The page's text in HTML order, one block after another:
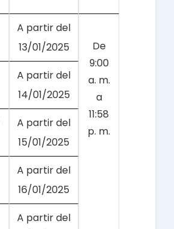
A partir del
13/01/2025
De
9:00
a. m.
a
11:58
p. m.
A partir del
14/01/2025
A partir del
15/01/2025
A partir del
16/01/2025
A partir del